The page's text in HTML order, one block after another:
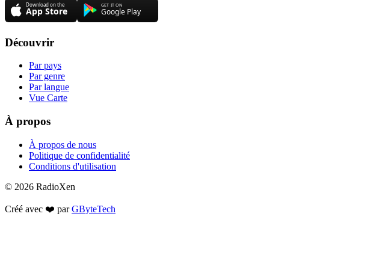
Découvrir
Par pays
Par genre
Par langue
Vue Carte
À propos
À propos de nous
Politique de confidentialité
Conditions d'utilisation
© 2026 RadioXen
Créé avec ❤️ parGByteTech